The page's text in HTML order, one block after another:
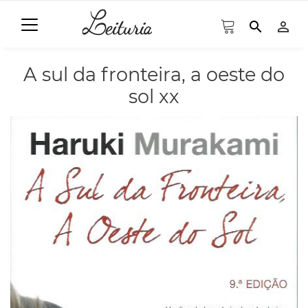
search person_outline
A sul da fronteira, a oeste do
sol xx